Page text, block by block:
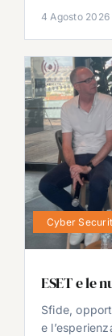
4 Agosto 2026
Cyber
ESET e le
Sfide,
e